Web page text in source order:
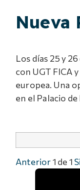
Nueva
Los días 25 y
con UGT FICA
europea. Una
en el Palacio de
Anterior1 de 1